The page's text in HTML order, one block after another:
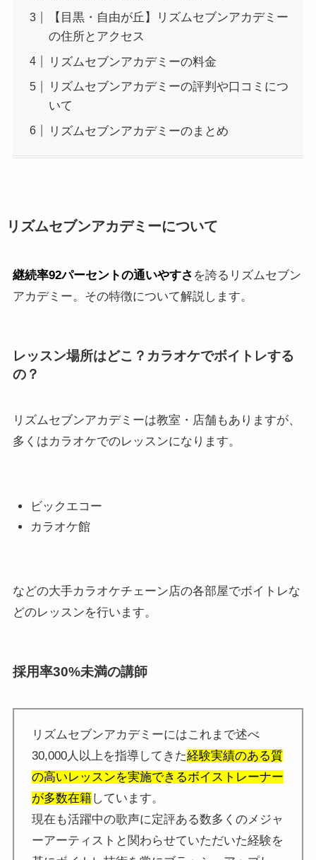
【目黒・自由が丘】リズムセブンアカデミー
の住所とアクセス
リズムセブンアカデミーの料金
リズムセブンアカデミーの評判や口コミにつ
いて
リズムセブンアカデミーのまとめ
リズムセブンアカデミーについて
継続率92パーセントの通いやすさ を誇るリズムセブン
アカデミー。その特徴について解説します。
レッスン場所はどこ？カラオケでボイトレする
の？
リズムセブンアカデミーは教室・店舗もありますが、
多くはカラオケでのレッスンになります。
ビックエコー
カラオケ館
などの大手カラオケチェーン店の各部屋でボイトレな
どのレッスンを行います。
採用率30%未満の講師
リズムセブンアカデミーにはこれまで述べ
30,000人以上を指導してきた経験実績のある質
の高いレッスンを実施できるボイストレーナー
が多数在籍しています。
現在も活躍中の歌声に定評ある数多くのメジャ
ーアーティストと関わらせていただいた経験を